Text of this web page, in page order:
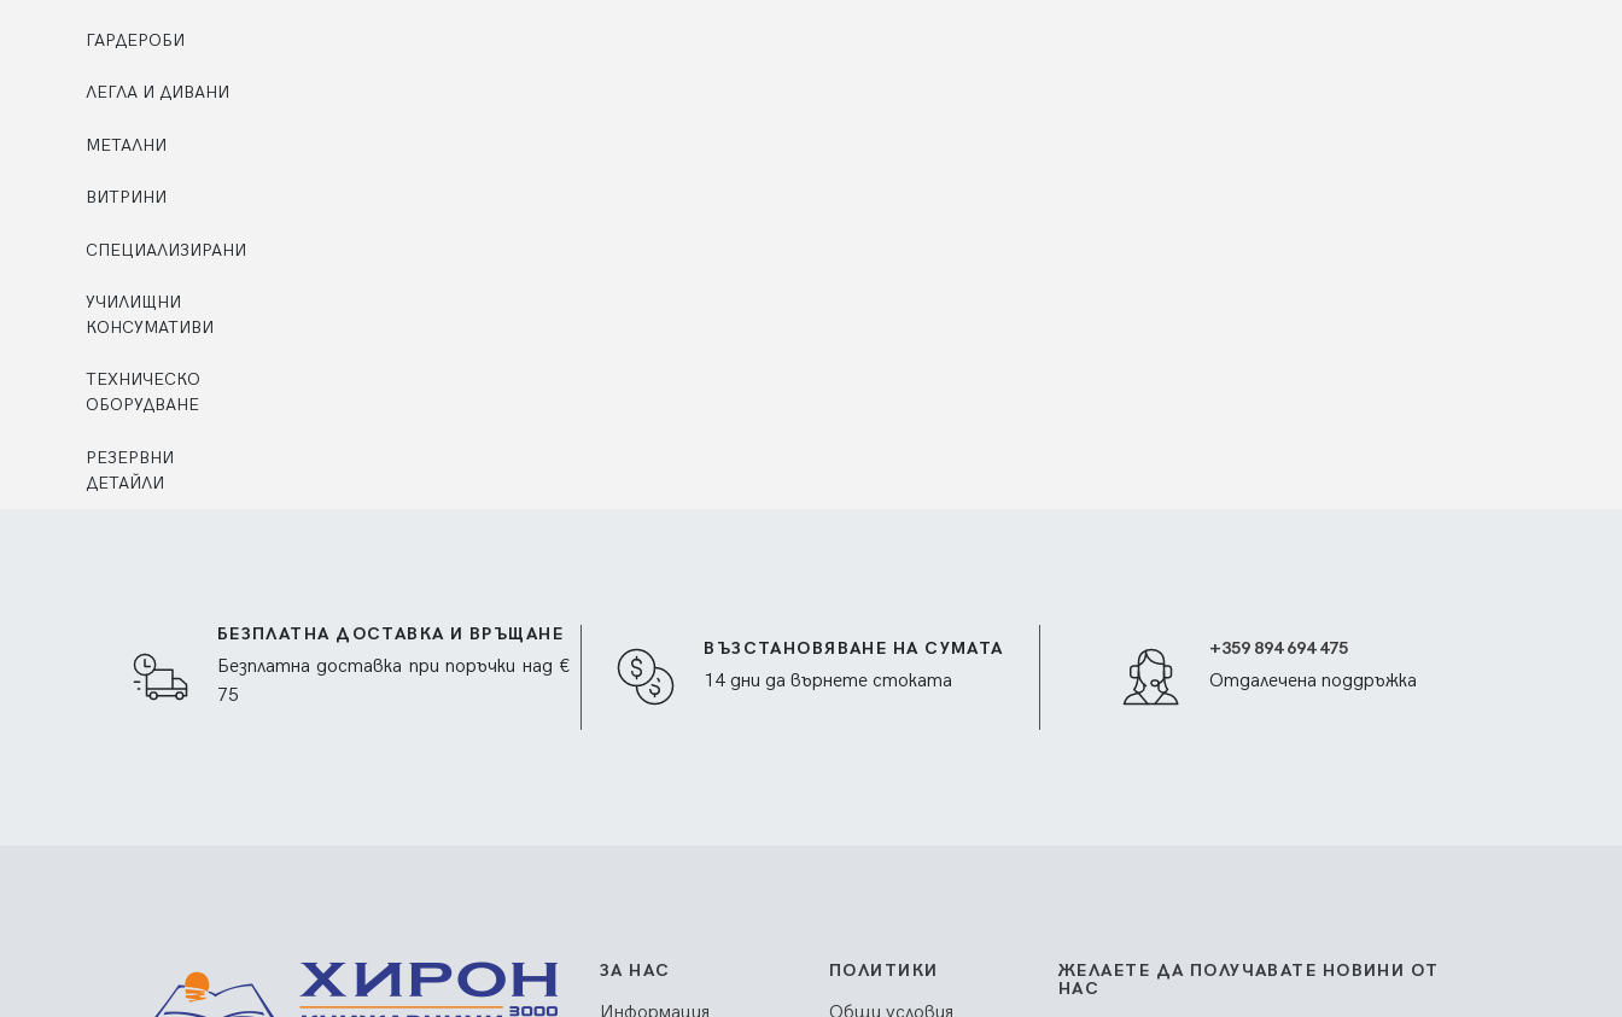
ГАРДЕРОБИ
ЛЕГЛА И ДИВАНИ
МЕТАЛНИ
ВИТРИНИ
СПЕЦИАЛИЗИРАНИ
УЧИЛИЩНИ
КОНСУМАТИВИ
ТЕХНИЧЕСКО
ОБОРУДВАНЕ
РЕЗЕРВНИ
ДЕТАЙЛИ
БЕЗПЛАТНА ДОСТАВКА И ВРЪЩАНЕ
Безплатна доставка при поръчки над €
75
ВЪЗСТАНОВЯВАНЕ НА СУМАТА
14 дни да върнете стоката
+359 894 694 475
Отдалечена поддръжка
ЗА НАС ПОЛИТИКИ
ЖЕЛАЕТЕ ДА ПОЛУЧАВАТЕ НОВИНИ ОТ
НАС